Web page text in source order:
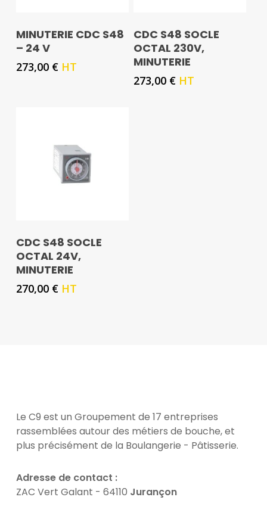
MINUTERIE CDC S48
– 24 V
273,00 € HT
CDC S48 SOCLE
OCTAL 230V,
MINUTERIE
273,00 € HT
CDC S48 SOCLE
OCTAL 24V,
MINUTERIE
270,00 € HT
Le C9 est un Groupement de 17 entreprises
rassemblées autour des métiers de bouche, et
plus précisément de la Boulangerie - Pâtisserie.
Adresse de contact :
ZAC Vert Galant - 64110 Jurançon